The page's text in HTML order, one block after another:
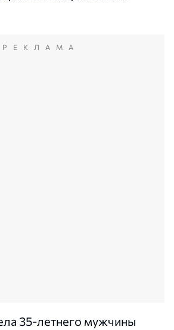
РЕКЛАМА
35-летнего мужчины